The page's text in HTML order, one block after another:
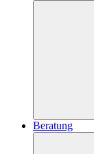
Beratung